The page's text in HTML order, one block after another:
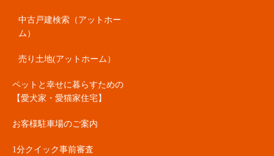
中古戸建検索（アットホー
ム）
売り土地(アットホーム）
ペットと幸せに暮らすための
【愛犬家・愛猫家住宅】
お客様駐車場のご案内
1分クイック事前審査